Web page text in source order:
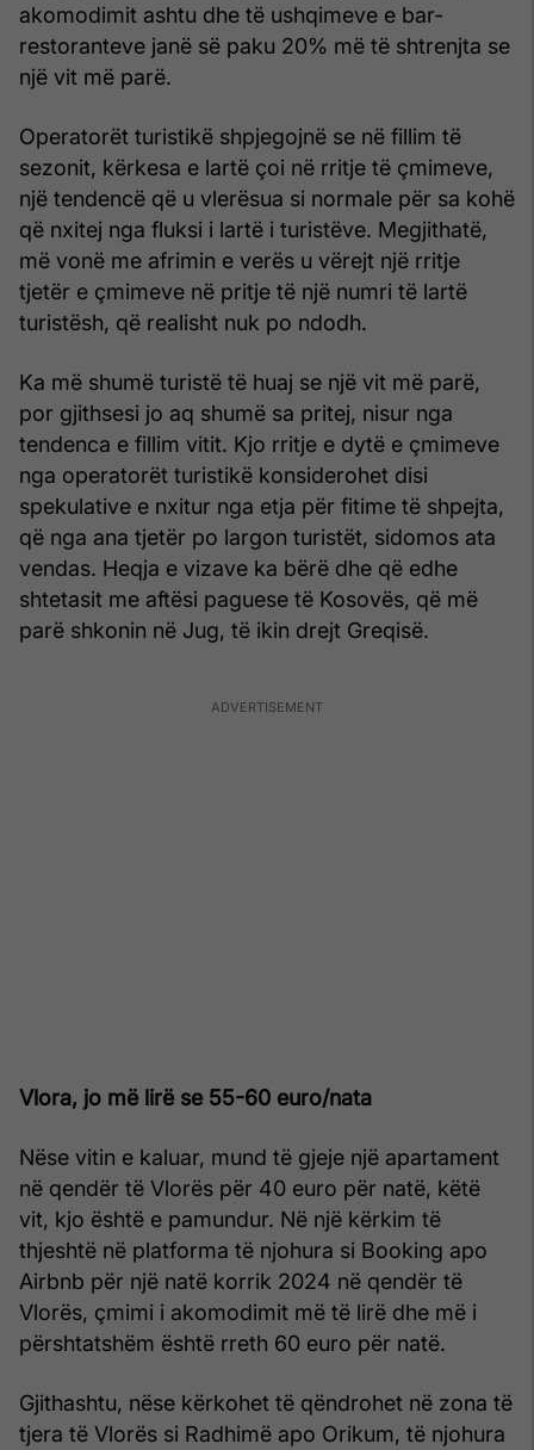
akomodimit ashtu dhe të ushqimeve e bar-
restoranteve janë së paku 20% më të shtrenjta se
një vit më parë.
Operatorët turistikë shpjegojnë se në fillim të
sezonit, kërkesa e lartë çoi në rritje të çmimeve,
një tendencë që u vlerësua si normale për sa kohë
që nxitej nga fluksi i lartë i turistëve. Megjithatë,
më vonë me afrimin e verës u vërejt një rritje
tjetër e çmimeve në pritje të një numri të lartë
turistësh, që realisht nuk po ndodh.
Ka më shumë turistë të huaj se një vit më parë,
por gjithsesi jo aq shumë sa pritej, nisur nga
tendenca e fillim vitit. Kjo rritje e dytë e çmimeve
nga operatorët turistikë konsiderohet disi
spekulative e nxitur nga etja për fitime të shpejta,
që nga ana tjetër po largon turistët, sidomos ata
vendas. Heqja e vizave ka bërë dhe që edhe
shtetasit me aftësi paguese të Kosovës, që më
parë shkonin në Jug, të ikin drejt Greqisë.
Vlora, jo më lirë se 55-60 euro/nata
Nëse vitin e kaluar, mund të gjeje një apartament
në qendër të Vlorës për 40 euro për natë, këtë
vit, kjo është e pamundur. Në një kërkim të
thjeshtë në platforma të njohura si Booking apo
Airbnb për një natë korrik 2024 në qendër të
Vlorës, çmimi i akomodimit më të lirë dhe më i
përshtatshëm është rreth 60 euro për natë.
Gjithashtu, nëse kërkohet të qëndrohet në zona të
tjera të Vlorës si Radhimë apo Orikum, të njohura